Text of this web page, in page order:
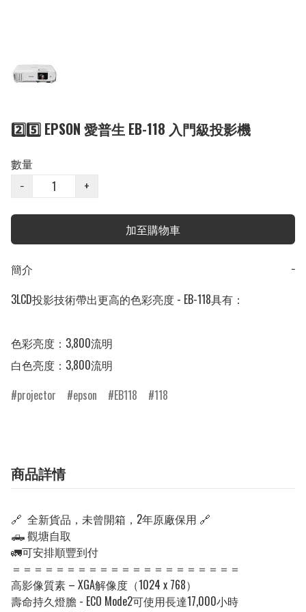
2️⃣5️⃣ EPSON 愛普生 EB-118 入門級投影機
數量
−
+
加至購物車
簡介
−
3LCD投影技術帶出更高的色彩亮度 - EB-118具有：
色彩亮度：3,800流明
白色亮度：3,800流明
projector
epson EB118 118
商品詳情
🔗 全新貨品，未曾開箱，2年原廠保用 🔗
🛻 觀塘自取
🚛可安排順豐到付
＝＝＝＝＝＝＝＝＝＝＝＝＝＝＝＝＝＝＝＝＝
高影像質素 – XGA解像度（1024 x 768）
壽命持久燈膽 - ECO Mode2可使用長達17,000小時